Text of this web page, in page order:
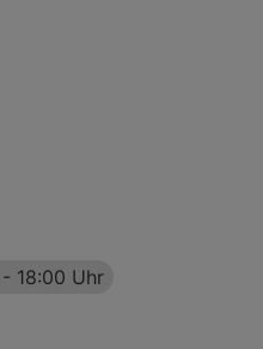
- 18:00 Uhr